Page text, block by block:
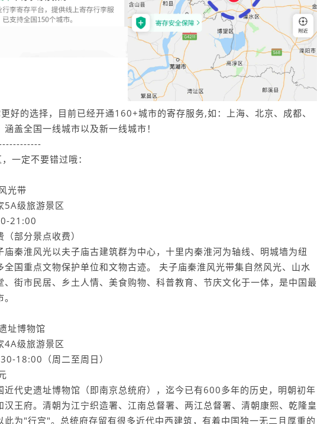
更好的选择，目前已经开通160+城市的寄存服务,如：上海、北京、成都、
盖全国一线城市以及新一线城市！
一定不要错过哦：
光带
5A级旅游景区
21:00
部分景点收费）
庙秦淮风光以夫子庙古建筑群为中心，十里内秦淮河为轴线、明城墙为纽
全国重点文物保护单位和文物古迹。 夫子庙秦淮风光带集自然风光、山水
、街市民居、乡土人情、美食购物、科普教育、节庆文化于一体，是中国最
址博物馆
4A级旅游景区
18:00（周二至周日）
近代史遗址博物馆（即南京总统府），迄今已有600多年的历史，明朝初年
汉王府。清朝为江宁织造署、江南总督署、两江总督署、清朝康熙、乾隆皇
此为"行宫"。总统府存留有很多近代中西建筑，有着中国独一无二且厚重的